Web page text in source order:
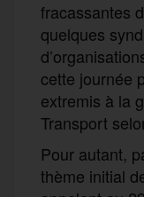
fracassantes
quelques
cette journée
extremis à la
Transport
Pour autant,
thème initial